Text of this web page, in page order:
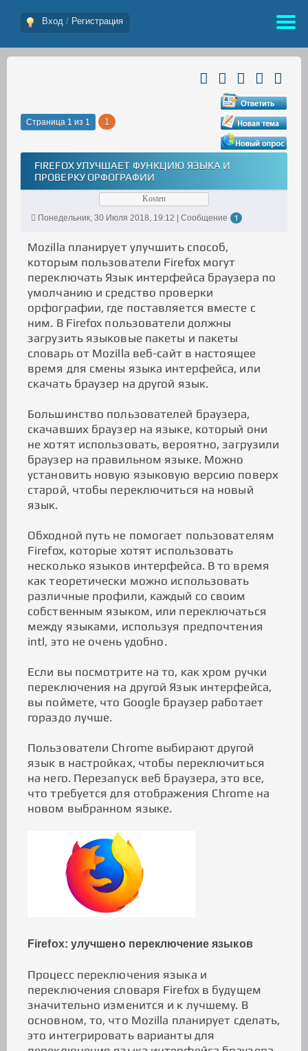
Вход / Регистрация
Страница 1 из 1 1
FIREFOX УЛУЧШАЕТ ФУНКЦИЮ ЯЗЫКА И
ПРОВЕРКУ ОРФОГРАФИИ
Kosten
Понедельник, 30 Июля 2018, 19:12 | Сообщение
1
Mozilla планирует улучшить способ,
которым пользователи Firefox могут
переключать Язык интерфейса браузера по
умолчанию и средство проверки
орфографии, где поставляется вместе с
ним. В Firefox пользователи должны
загрузить языковые пакеты и пакеты
словарь от Mozilla веб-сайт в настоящее
время для смены языка интерфейса, или
скачать браузер на другой язык.
Большинство пользователей браузера,
скачавших браузер на языке, который они
не хотят использовать, вероятно, загрузили
браузер на правильном языке. Можно
установить новую языковую версию поверх
старой, чтобы переключиться на новый
язык.
Обходной путь не помогает пользователям
Firefox, которые хотят использовать
несколько языков интерфейса. В то время
как теоретически можно использовать
различные профили, каждый со своим
собственным языком, или переключаться
между языками, используя предпочтения
intl, это не очень удобно.
Если вы посмотрите на то, как хром ручки
переключения на другой Язык интерфейса,
вы поймете, что Google браузер работает
гораздо лучше.
Пользователи Chrome выбирают другой
язык в настройках, чтобы переключиться
на него. Перезапуск веб браузера, это все,
что требуется для отображения Chrome на
новом выбранном языке.
Firefox: улучшено переключение языков
Процесс переключения языка и
переключения словаря Firefox в будущем
значительно изменится и к лучшему. В
основном, то, что Mozilla планирует сделать,
это интегрировать варианты для